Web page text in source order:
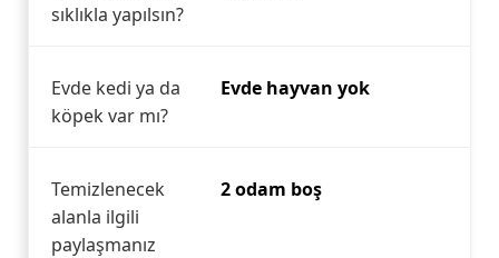
sıklıkla yapılsın?
Evde kedi ya da
köpek var mı?
Evde hayvan yok
Temizlenecek
alanla ilgili
paylaşmanız
2 odam boş